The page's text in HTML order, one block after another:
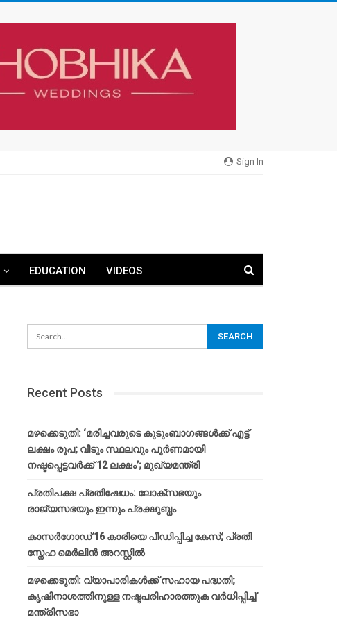
Sign In
EDUCATION VIDEOS
Recent Posts
മഴക്കെടുതി: ‘മരിച്ചവരുടെ കുടുംബാഗങ്ങൾക്ക് എട്ട്
ലക്ഷം രൂപ; വീടും സ്ഥലവും പൂർണമായി
നഷ്ടപ്പെട്ടവർക്ക് 12 ലക്ഷം’; മുഖ്യമന്ത്രി
പ്രതിപക്ഷ പ്രതിഷേധം: ലോക്സഭയും
രാജ്യസഭയും ഇന്നും പ്രക്ഷുബ്ധം
കാസർഗോഡ് 16 കാരിയെ പീഡിപ്പിച്ച കേസ്; പ്രതി
സ്നേഹ മെർലിൻ അറസ്റ്റിൽ
മഴക്കെടുതി: വ്യാപാരികൾക്ക് സഹായ പദ്ധതി;
കൃഷിനാശത്തിനുള്ള നഷ്ടപരിഹാരത്തുക വർ‌ധിപ്പിച്ച്
മന്ത്രിസഭാ